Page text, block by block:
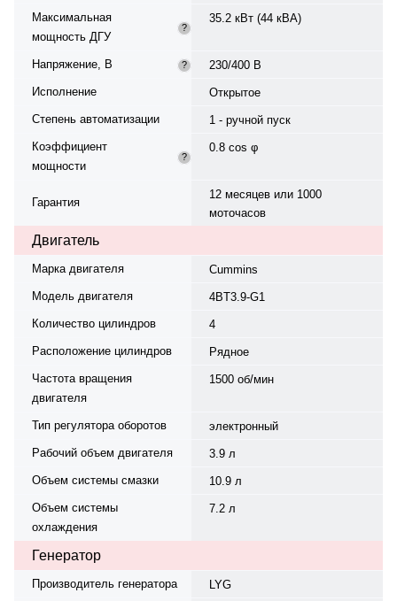
DSE4520, степень защиты IP 23.
Диаметр цилиндра х ход поршня
габариты: 1680×780×1320 мм.
Производство: Китай, гарантия —
Максимальная
мощность ДГУ
?
35.2 кВт (44 кВА)
Напряжение, В ?
230/400 В
Исполнение
Открытое
Степень автоматизации
1 - ручной пуск
Коэффициент
мощности
?
0.8 cos φ
Гарантия
12 месяцев или 1000
моточасов
Двигатель
Марка двигателя
Cummins
Модель двигателя
4BT3.9-G1
Количество цилиндров
4
Расположение цилиндров
Рядное
Частота вращения
двигателя
1500 об/мин
Тип регулятора оборотов
электронный
Рабочий объем двигателя
3.9 л
Объем системы смазки
10.9 л
Объем системы
охлаждения
7.2 л
Генератор
Производитель генератора
LYG